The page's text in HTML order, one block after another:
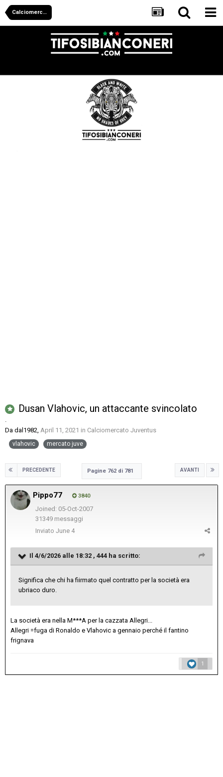
Calciomercato Juventus
Dusan Vlahovic, un attaccante svincolato
.
Da dal1982, April 11, 2021 in Calciomercato Juventus
vlahovic mercato juve
PRECEDENTE AVANTI
Pagine 762 di 781
Pippo77 3840
Joined: 05-Oct-2007
31349 messaggi
Inviato June 4
Il 4/6/2026 alle 18:32 , 444 ha scritto:
Significa che chi ha fiirmato quel contratto per la società era
ubriaco duro.
La società era nella M***A per la cazzata Allegri...
Allegri =fuga di Ronaldo e Vlahovic a gennaio perché il fantino
frignava
1